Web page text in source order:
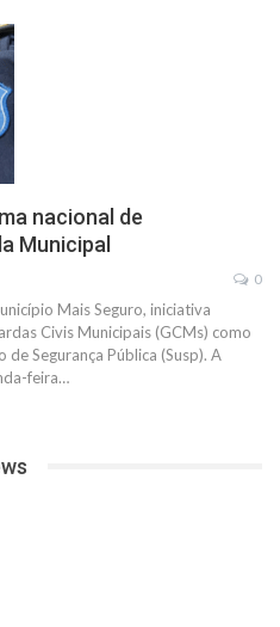
nacional de
Municipal
0
Mais Seguro, iniciativa
Civis Municipais (GCMs) como
Segurança Pública (Susp). A
feira…